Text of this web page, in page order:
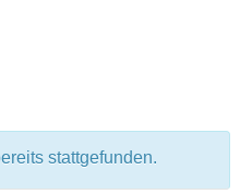
stattgefunden.